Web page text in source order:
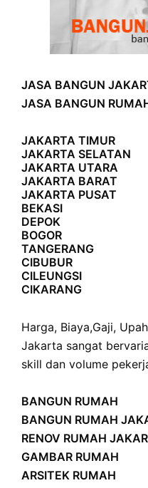
JASA BANGUN
JASA BANGUN
JAKARTA TIMUR
JAKARTA SELATAN
JAKARTA UTARA
JAKARTA BARAT
JAKARTA PUSAT
BEKASI
DEPOK
BOGOR
TANGERANG
CIBUBUR
CILEUNGSI
CIKARANG
Harga, Biaya,Gaji, Upah
Jakarta sangat
skill dan volume
BANGUN RUMAH
BANGUN RUMAH
RENOV RUMAH
GAMBAR RUMAH
ARSITEK RUMAH